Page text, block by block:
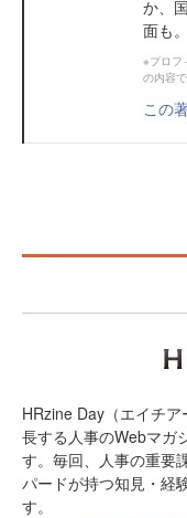
か、
面も。
※プロフ
の内容
この
HRzine Day（エイチ
長する人事のWebマガ
す。毎回、人事の重要
パードが持つ知見・経
す。